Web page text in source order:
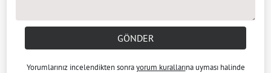
GÖNDER
Yorumlarınız incelendikten sonrayorum kurallarına uyması halinde